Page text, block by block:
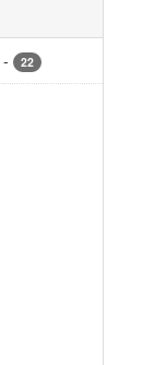
- 22